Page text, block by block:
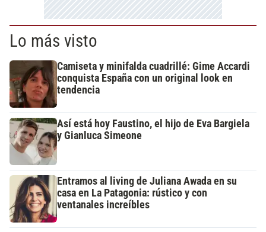
Lo más visto
Camiseta y minifalda cuadrillé: Gime Accardi
conquista España con un original look en
tendencia
Así está hoy Faustino, el hijo de Eva Bargiela
y Gianluca Simeone
Entramos al living de Juliana Awada en su
casa en La Patagonia: rústico y con
ventanales increíbles